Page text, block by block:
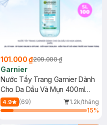
101.000 ₫209.000 ₫
Garnier
Nước Tẩy Trang Garnier Dành
Cho Da Dầu Và Mụn 400ml
(Mới)
4.9 (69)
1.2k/tháng
15%